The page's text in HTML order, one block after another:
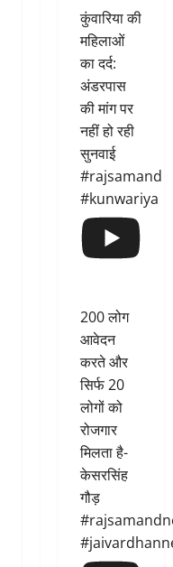
कुंवारिया की
महिलाओं
का दर्द:
अंडरपास
की मांग पर
नहीं हो रही
सुनवाई
#rajsamand
#kunwariya
200 लोग
आवेदन
करते और
सिर्फ 20
लोगों को
रोजगार
मिलता है-
केसरसिंह
गौड़